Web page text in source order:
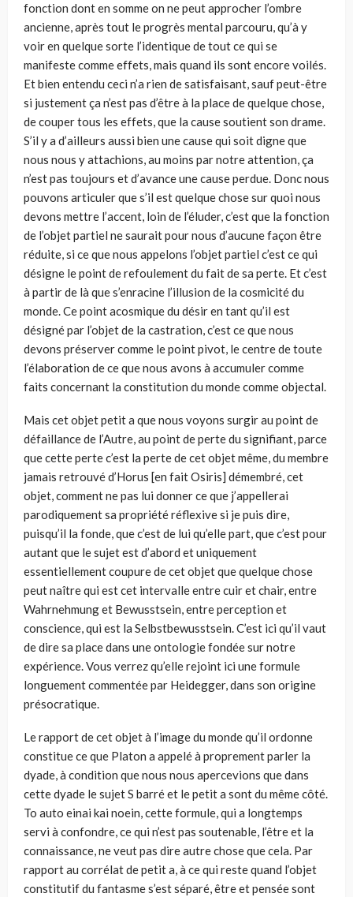
fonction dont en somme on ne peut approcher l’ombre
ancienne, après tout le progrès mental parcouru, qu’à y
voir en quelque sorte l’identique de tout ce qui se
manifeste comme effets, mais quand ils sont encore voilés.
Et bien entendu ceci n’a rien de satisfaisant, sauf peut-être
si justement ça n’est pas d’être à la place de quelque chose,
de couper tous les effets, que la cause soutient son drame.
S’il y a d’ailleurs aussi bien une cause qui soit digne que
nous nous y attachions, au moins par notre attention, ça
n’est pas toujours et d’avance une cause perdue. Donc nous
pouvons articuler que s’il est quelque chose sur quoi nous
devons mettre l’accent, loin de l’éluder, c’est que la fonction
de l’objet partiel ne saurait pour nous d’aucune façon être
réduite, si ce que nous appelons l’objet partiel c’est ce qui
désigne le point de refoulement du fait de sa perte. Et c’est
à partir de là que s’enracine l’illusion de la cosmicité du
monde. Ce point acosmique du désir en tant qu’il est
désigné par l’objet de la castration, c’est ce que nous
devons préserver comme le point pivot, le centre de toute
l’élaboration de ce que nous avons à accumuler comme
faits concernant la constitution du monde comme objectal.
Mais cet objet petit a que nous voyons surgir au point de
défaillance de l’Autre, au point de perte du signifiant, parce
que cette perte c’est la perte de cet objet même, du membre
jamais retrouvé d’Horus [en fait Osiris] démembré, cet
objet, comment ne pas lui donner ce que j’appellerai
parodiquement sa propriété réflexive si je puis dire,
puisqu’il la fonde, que c’est de lui qu’elle part, que c’est pour
autant que le sujet est d’abord et uniquement
essentiellement coupure de cet objet que quelque chose
peut naître qui est cet intervalle entre cuir et chair, entre
Wahrnehmung et Bewusstsein, entre perception et
conscience, qui est la Selbstbewusstsein. C’est ici qu’il vaut
de dire sa place dans une ontologie fondée sur notre
expérience. Vous verrez qu’elle rejoint ici une formule
longuement commentée par Heidegger, dans son origine
présocratique.
Le rapport de cet objet à l’image du monde qu’il ordonne
constitue ce que Platon a appelé à proprement parler la
dyade, à condition que nous nous apercevions que dans
cette dyade le sujet S barré et le petit a sont du même côté.
To auto einai kai noein, cette formule, qui a longtemps
servi à confondre, ce qui n’est pas soutenable, l’être et la
connaissance, ne veut pas dire autre chose que cela. Par
rapport au corrélat de petit a, à ce qui reste quand l’objet
constitutif du fantasme s’est séparé, être et pensée sont